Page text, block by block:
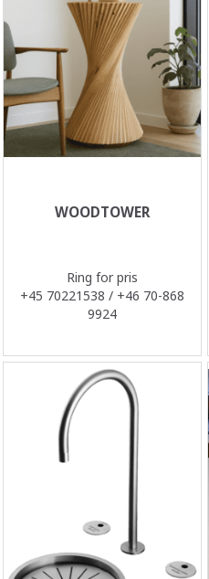
WOODTOWER
Ring for pris
+45 70221538 / +46 70-868
9924